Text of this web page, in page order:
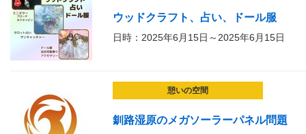
ウッドクラフト、占い、ドール服
日時：2025年6月15日～2025年6月15日
憩いの空間
釧路湿原のメガソーラーパネル問題